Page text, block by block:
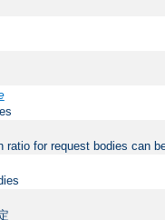
ratio for request bodies can